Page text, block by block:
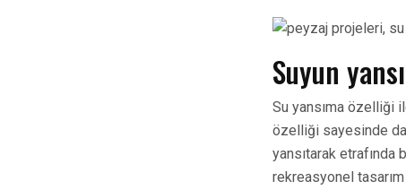
Suyun
Su yansıma özelliği
özelliği sayesinde
yansıtarak etrafında
rekreasyonel